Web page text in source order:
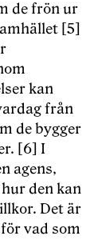
de frön ur
[5]
kan
från
de bygger
[6] I
agens,
den kan
Det är
vad som